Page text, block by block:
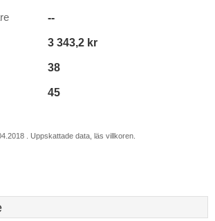
--
3 343,2 kr
38
45
. Uppskattade data, läs villkoren.